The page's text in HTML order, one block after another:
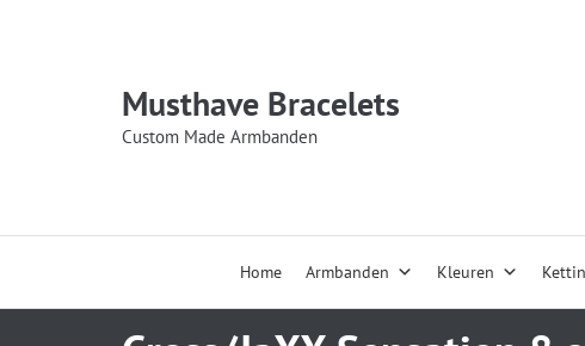
Musthave Bracelets
Custom Made Armbanden
Home Armbanden Kleuren